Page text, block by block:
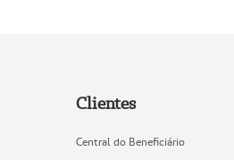
Clientes
Central do Beneficiário